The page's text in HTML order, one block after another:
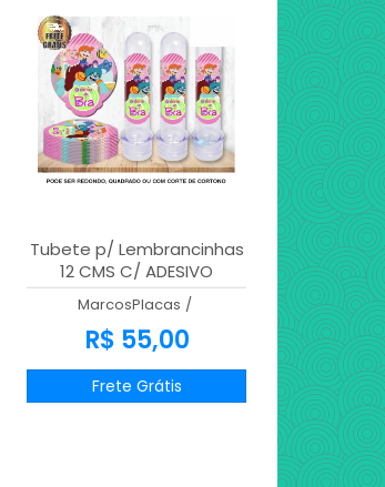
Tubete p/ Lembrancinhas
12 CMS C/ ADESIVO
PERSONALIZADO
MarcosPlacas /
R$ 55,00
Frete Grátis